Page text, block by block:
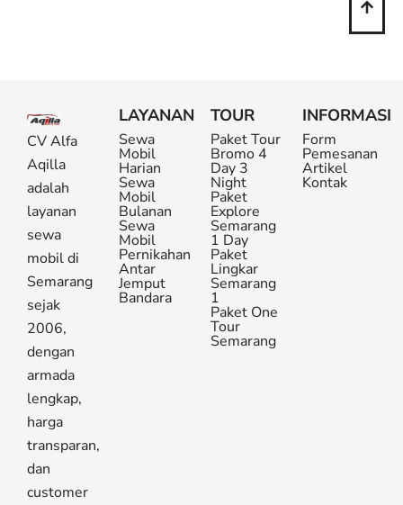
CV Alfa
Aqilla
adalah
layanan
sewa
mobil di
Semarang
sejak
2006,
dengan
armada
lengkap,
harga
transparan,
dan
customer
LAYANAN
Sewa
Mobil
Harian
Sewa
Mobil
Bulanan
Sewa
Mobil
Pernikahan
Antar
Jemput
Bandara
TOUR
Paket Tour
Bromo 4
Day 3
Night
Paket
Explore
Semarang
1 Day
Paket
Lingkar
Semarang
1
Paket One
Tour
Semarang
INFORMASI
Form
Pemesanan
Artikel
Kontak